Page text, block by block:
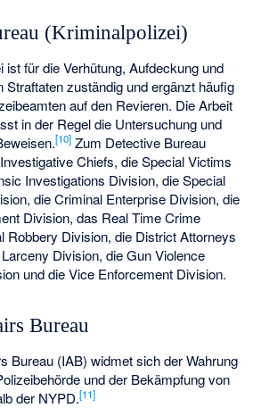
(Kriminalpolizei)
ist für die Verhütung, Aufdeckung und
Straftaten zuständig und ergänzt häufig
auf den Revieren. Die Arbeit
in der Regel die Untersuchung und
[10] Zum Detective Bureau
Chiefs, die Special Victims
Investigations Division, die Special
die Criminal Enterprise Division, die
Division, das Real Time Crime
Robbery Division, die District Attorneys
Division, die Gun Violence
und die Vice Enforcement Division.
Bureau
Bureau (IAB) widmet sich der Wahrung
und der Bekämpfung von
der NYPD.[11]